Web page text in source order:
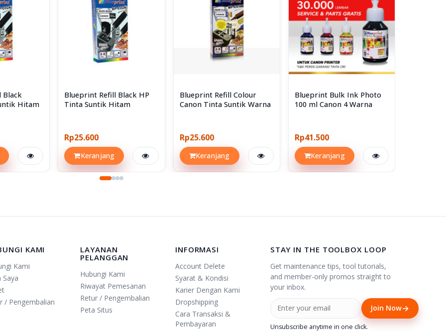
sebelum ink level mencapai nol. Bila warna " ink level low " klik " resume / ok "
Tinta tidak bisa kirim udara.
Black
Hitam
Blueprint Refill Black HP
Tinta Suntik Hitam
Rp25.600
Keranjang
Blueprint Refill Colour
Canon Tinta Suntik Warna
Rp25.600
Keranjang
Blueprint Bulk Ink Photo
100 ml Canon 4 Warna
Rp41.500
Keranjang
KAMI
Kami
Saya
/ Pengembalian
LAYANAN
PELANGGAN
Hubungi Kami
Riwayat Pemesanan
Retur / Pengembalian
Peta Situs
INFORMASI
Account Delete
Syarat & Kondisi
Karier Dengan Kami
Dropshipping
Cara Transaksi &
Pembayaran
STAY IN THE TOOLBOX LOOP
Get maintenance tips, tool tutorials,
and member-only promos straight to
your inbox.
Join Now→
Unsubscribe anytime in one click.